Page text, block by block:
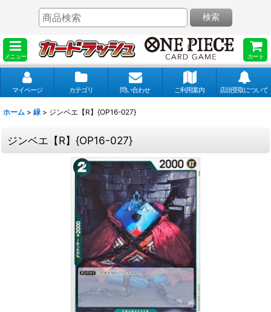
メニュー カート
検索
マイページ カテゴリ 問い合わせ ご利用案内 店頭受取について
ホーム > 緑 > ジンベエ【R】{OP16-027}
ジンベエ【R】{OP16-027}